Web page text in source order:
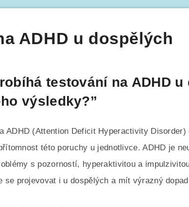
ADHD u dospělých
testování na ADHD
výsledky?”
ADHD (Attention Deficit Hyperactivity
této poruchy u jednotlivce. ADHD je
s pozorností, hyperaktivitou a
se projevovat i u dospělých a mít výrazný